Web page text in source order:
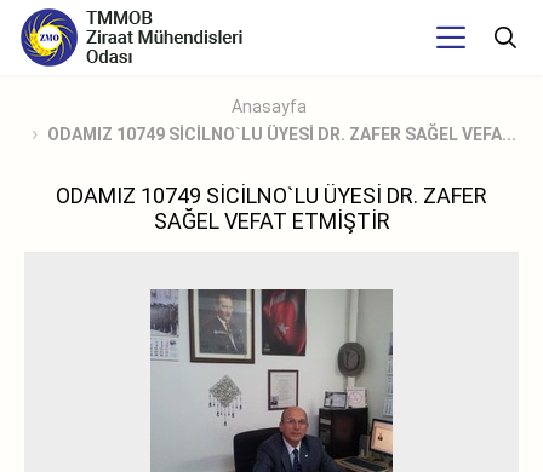
Anasayfa
ODAMIZ 10749 SİCİLNO`LU ÜYESİ DR. ZAFER SAĞEL VEFA...
ODAMIZ 10749 SİCİLNO`LU ÜYESİ DR. ZAFER
SAĞEL VEFAT ETMİŞTİR